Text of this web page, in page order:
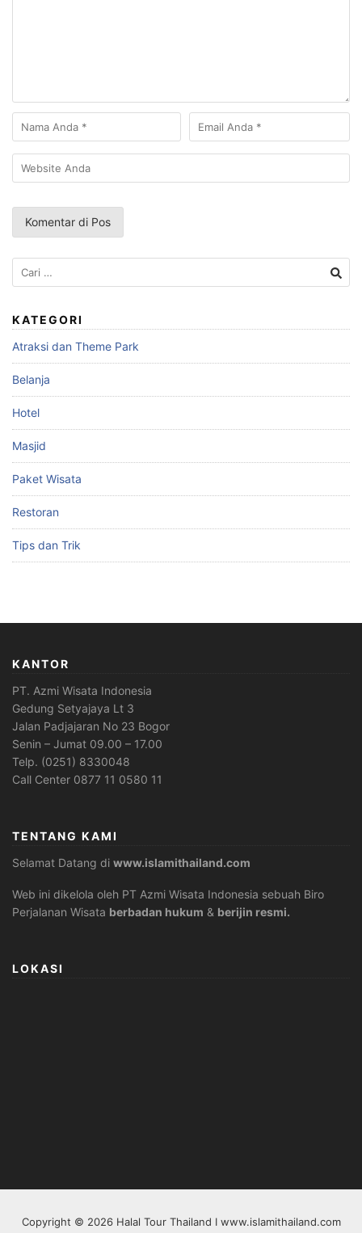
Cari
untuk:
KATEGORI
Atraksi dan Theme Park
Belanja
Hotel
Masjid
Paket Wisata
Restoran
Tips dan Trik
KANTOR
PT. Azmi Wisata Indonesia
Gedung Setyajaya Lt 3
Jalan Padjajaran No 23 Bogor
Senin – Jumat 09.00 – 17.00
Telp. (0251) 8330048
Call Center 0877 11 0580 11
TENTANG KAMI
Selamat Datang di www.islamithailand.com
Web ini dikelola oleh PT Azmi Wisata Indonesia sebuah Biro
Perjalanan Wisata berbadan hukum & berijin resmi.
LOKASI
Copyright © 2026 Halal Tour Thailand I www.islamithailand.com